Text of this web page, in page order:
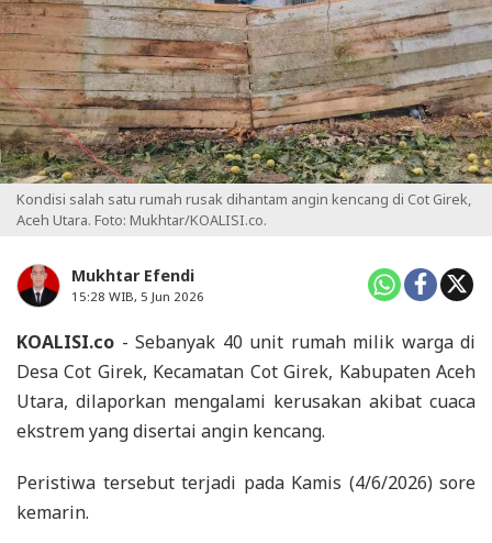
Kondisi salah satu rumah rusak dihantam angin kencang di Cot Girek,
Aceh Utara. Foto: Mukhtar/KOALISI.co.
Mukhtar Efendi
15:28 WIB, 5 Jun 2026
KOALISI.co - Sebanyak 40 unit rumah milik warga di
Desa Cot Girek, Kecamatan Cot Girek, Kabupaten Aceh
Utara, dilaporkan mengalami kerusakan akibat cuaca
ekstrem yang disertai angin kencang.
Peristiwa tersebut terjadi pada Kamis (4/6/2026) sore
kemarin.